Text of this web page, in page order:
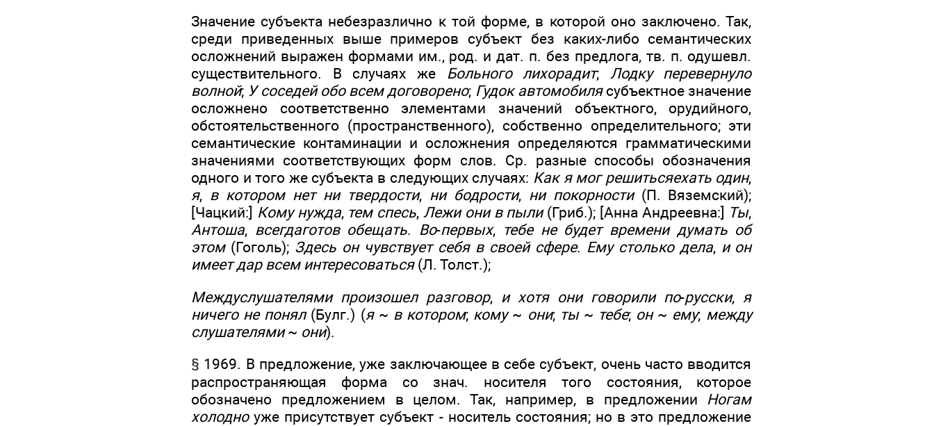
Значение субъекта небезразлично к той форме, в которой оно заключено. Так,
среди приведенных выше примеров субъект без каких-либо семантических
осложнений выражен формами им., род. и дат. п. без предлога, тв. п. одушевл.
существительного. В случаях же Больного лихорадит; Лодку перевернуло
волной; У соседей обо всем договорено; Гудок автомобилясубъектное значение
осложнено соответственно элементами значений объектного, орудийного,
обстоятельственного (пространственного), собственно определительного; эти
семантические контаминации и осложнения определяются грамматическими
значениями соответствующих форм слов. Ср. разные способы обозначения
одного и того же субъекта в следующих случаях: Как я мог решитьсяехать один,
я, в котором нет ни твердости, ни бодрости, ни покорности(П. Вяземский);
[Чацкий:] Кому нужда, тем спесь, Лежи они в пыли(Гриб.); [Анна Андреевна:] Ты,
Антоша, всегдаготов обещать. Во-первых, тебе не будет времени думать об
этом(Гоголь); Здесь он чувствует себя в своей сфере. Ему столько дела, и он
имеет дар всем интересоваться(Л. Толст.);
Междуслушателями произошел разговор, и хотя они говорили по-русски, я
ничего не понял(Булг.) (я~ в котором; кому~ они; ты~ тебе; он~ ему; между
слушателями~ они).
§ 1969. В предложение, уже заключающее в себе субъект, очень часто вводится
распространяющая форма со знач. носителя того состояния, которое
обозначено предложением в целом. Так, например, в предложении Ногам
холодноуже присутствует субъект - носитель состояния; но в это предложение